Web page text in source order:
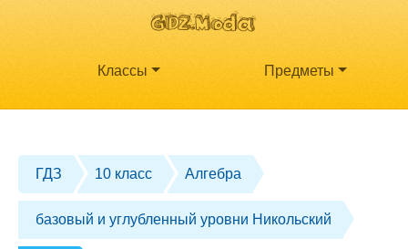
Классы Предметы
ГДЗ 10 класс Алгебра
базовый и углубленный уровни Никольский